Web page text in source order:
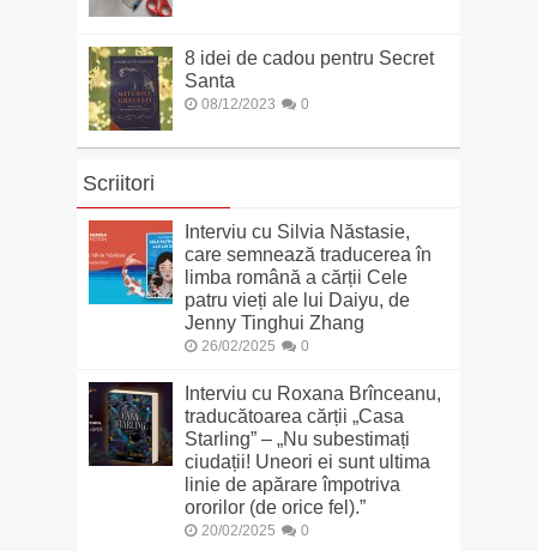
8 idei de cadou pentru Secret
Santa
08/12/2023 0
Scriitori
Interviu cu Silvia Năstasie,
care semnează traducerea în
limba română a cărții Cele
patru vieți ale lui Daiyu, de
Jenny Tinghui Zhang
26/02/2025 0
Interviu cu Roxana Brînceanu,
traducătoarea cărții „Casa
Starling” – „Nu subestimați
ciudații! Uneori ei sunt ultima
linie de apărare împotriva
ororilor (de orice fel).”
20/02/2025 0